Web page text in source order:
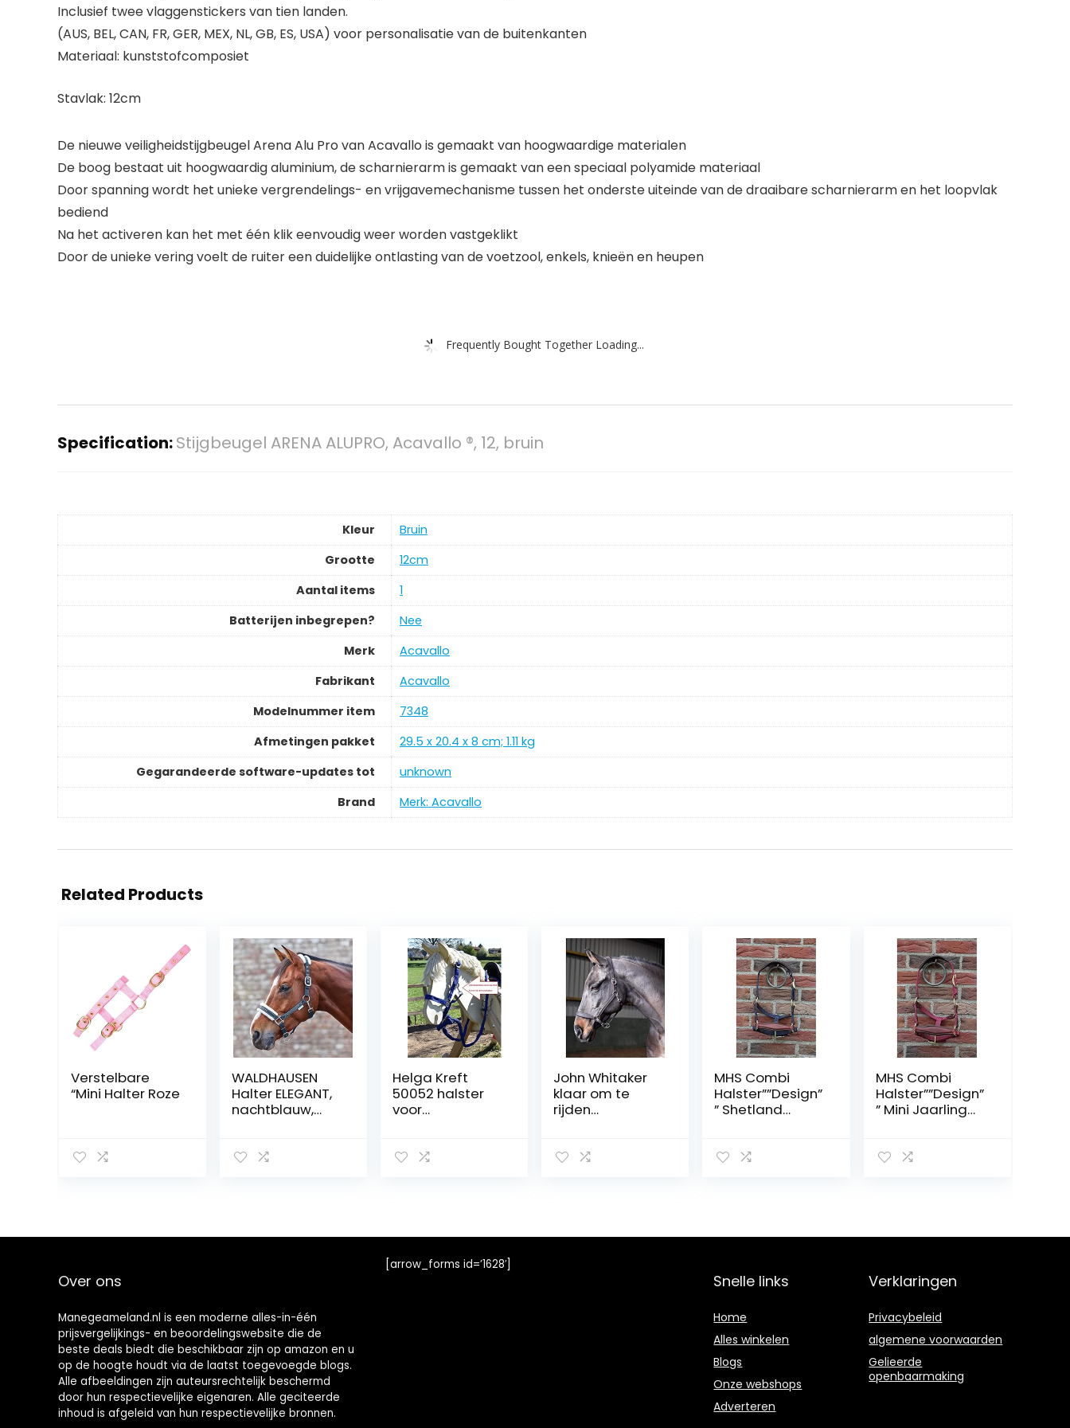
Inclusief twee vlaggenstickers van tien landen.
(AUS, BEL, CAN, FR, GER, MEX, NL, GB, ES, USA) voor personalisatie van de buitenkanten
Materiaal: kunststofcomposiet
Stavlak: 12cm
De nieuwe veiligheidstijgbeugel Arena Alu Pro van Acavallo is gemaakt van hoogwaardige materialen
De boog bestaat uit hoogwaardig aluminium, de scharnierarm is gemaakt van een speciaal polyamide materiaal
Door spanning wordt het unieke vergrendelings- en vrijgavemechanisme tussen het onderste uiteinde van de draaibare scharnierarm en het loopvlak
bediend
Na het activeren kan het met één klik eenvoudig weer worden vastgeklikt
Door de unieke vering voelt de ruiter een duidelijke ontlasting van de voetzool, enkels, knieën en heupen
Frequently Bought Together Loading...
Specification:Stijgbeugel ARENA ALUPRO, Acavallo ®, 12, bruin
Kleur
‎Bruin
Grootte
‎12cm
Aantal items
‎1
Batterijen inbegrepen?
‎Nee
Merk
‎Acavallo
Fabrikant
‎Acavallo
Modelnummer item
‎7348
Afmetingen pakket
‎29.5 x 20.4 x 8 cm; 1.11 kg
Gegarandeerde software-updates tot
‎unknown
Brand
Merk: Acavallo
Related Products
Verstelbare
“Mini Halter Roze
WALDHAUSEN
Halter ELEGANT,
nachtblauw,
Helga Kreft
50052 halster
voor
John Whitaker
klaar om te
rijden
MHS Combi
Halster””Design”
” Shetland
MHS Combi
Halster””Design”
” Mini Jaarling
Over ons
Manegeameland.nl is een moderne alles-in-één
prijsvergelijkings- en beoordelingswebsite die de
beste deals biedt die beschikbaar zijn op amazon en u
op de hoogte houdt via de laatst toegevoegde blogs.
Alle afbeeldingen zijn auteursrechtelijk beschermd
door hun respectievelijke eigenaren. Alle geciteerde
inhoud is afgeleid van hun respectievelijke bronnen.
[arrow_forms id=’1628′]
Snelle links
Home
Alles winkelen
Blogs
Onze webshops
Adverteren
Verklaringen
Privacybeleid
algemene voorwaarden
Gelieerde
openbaarmaking